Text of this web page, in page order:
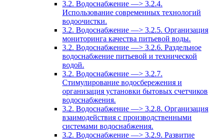
3.2. Водоснабжение —> 3.2.4.
Использование современных технологий
водоочистки.
3.2. Водоснабжение —> 3.2.5. Организация
мониторинга качества питьевой воды.
3.2. Водоснабжение —> 3.2.6. Раздельное
водоснабжение питьевой и технической
водой.
3.2. Водоснабжение —> 3.2.7.
Стимулирование водосбережения и
организация установки бытовых счетчиков
водоснабжения.
3.2. Водоснабжение —> 3.2.8. Организация
взаимодействия с производственными
системами водоснабжения.
3.2. Водоснабжение —> 3.2.9. Развитие